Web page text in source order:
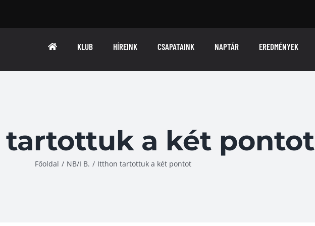
KLUB HÍREINK CSAPATAINK NAPTÁR EREDMÉNYEK
a két pontot
Főoldal / NB/I B. / Itthon tartottuk a két pontot